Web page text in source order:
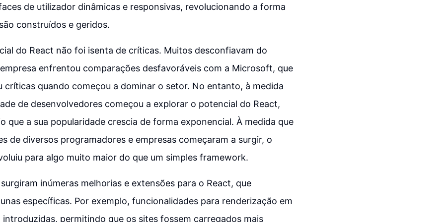
de utilizador dinâmicas e responsivas, revolucionando a forma
construídos e geridos.
do React não foi isenta de críticas. Muitos desconfiavam do
enfrentou comparações desfavoráveis com a Microsoft, que
críticas quando começou a dominar o setor. No entanto, à medida
de desenvolvedores começou a explorar o potencial do React,
que a sua popularidade crescia de forma exponencial. À medida que
de diversos programadores e empresas começaram a surgir, o
para algo muito maior do que um simples framework.
inúmeras melhorias e extensões para o React, que
específicas. Por exemplo, funcionalidades para renderização em
permitindo que os sites fossem carregados mais